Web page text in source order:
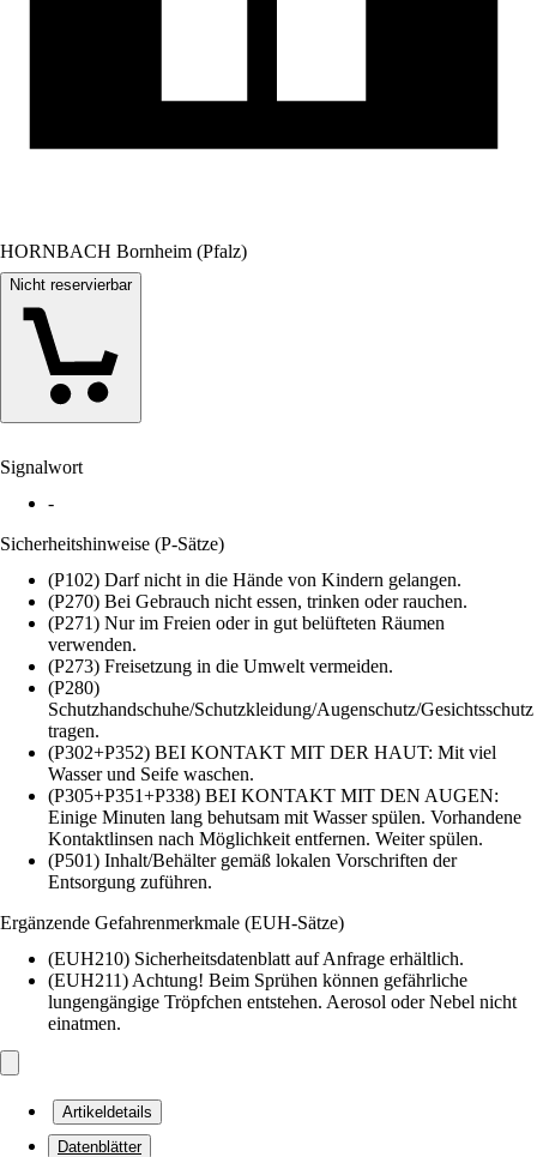
HORNBACH Bornheim (Pfalz)
Nicht reservierbar
Signalwort
-
Sicherheitshinweise (P-Sätze)
(P102) Darf nicht in die Hände von Kindern gelangen.
(P270) Bei Gebrauch nicht essen, trinken oder rauchen.
(P271) Nur im Freien oder in gut belüfteten Räumen
verwenden.
(P273) Freisetzung in die Umwelt vermeiden.
(P280)
Schutzhandschuhe/Schutzkleidung/Augenschutz/Gesichtsschutz
tragen.
(P302+P352) BEI KONTAKT MIT DER HAUT: Mit viel
Wasser und Seife waschen.
(P305+P351+P338) BEI KONTAKT MIT DEN AUGEN:
Einige Minuten lang behutsam mit Wasser spülen. Vorhandene
Kontaktlinsen nach Möglichkeit entfernen. Weiter spülen.
(P501) Inhalt/Behälter gemäß lokalen Vorschriften der
Entsorgung zuführen.
Ergänzende Gefahrenmerkmale (EUH-Sätze)
(EUH210) Sicherheitsdatenblatt auf Anfrage erhältlich.
(EUH211) Achtung! Beim Sprühen können gefährliche
lungengängige Tröpfchen entstehen. Aerosol oder Nebel nicht
einatmen.
Artikeldetails
Datenblätter